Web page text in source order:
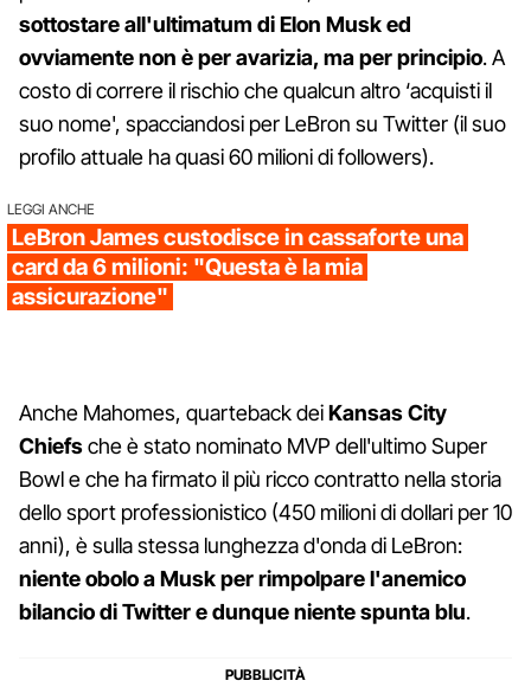
sottostare all'ultimatum di Elon Musk ed
ovviamente non è per avarizia, ma per principio. A
costo di correre il rischio che qualcun altro ‘acquisti il
suo nome', spacciandosi per LeBron su Twitter (il suo
profilo attuale ha quasi 60 milioni di followers).
LEGGI ANCHE
LeBron James custodisce in cassaforte una
card da 6 milioni: "Questa è la mia
assicurazione"
Anche Mahomes, quarteback deiKansas City
Chiefsche è stato nominato MVP dell'ultimo Super
Bowl e che ha firmato il più ricco contratto nella storia
dello sport professionistico (450 milioni di dollari per 10
anni), è sulla stessa lunghezza d'onda di LeBron:
niente obolo a Musk per rimpolpare l'anemico
bilancio di Twitter e dunque niente spunta blu.